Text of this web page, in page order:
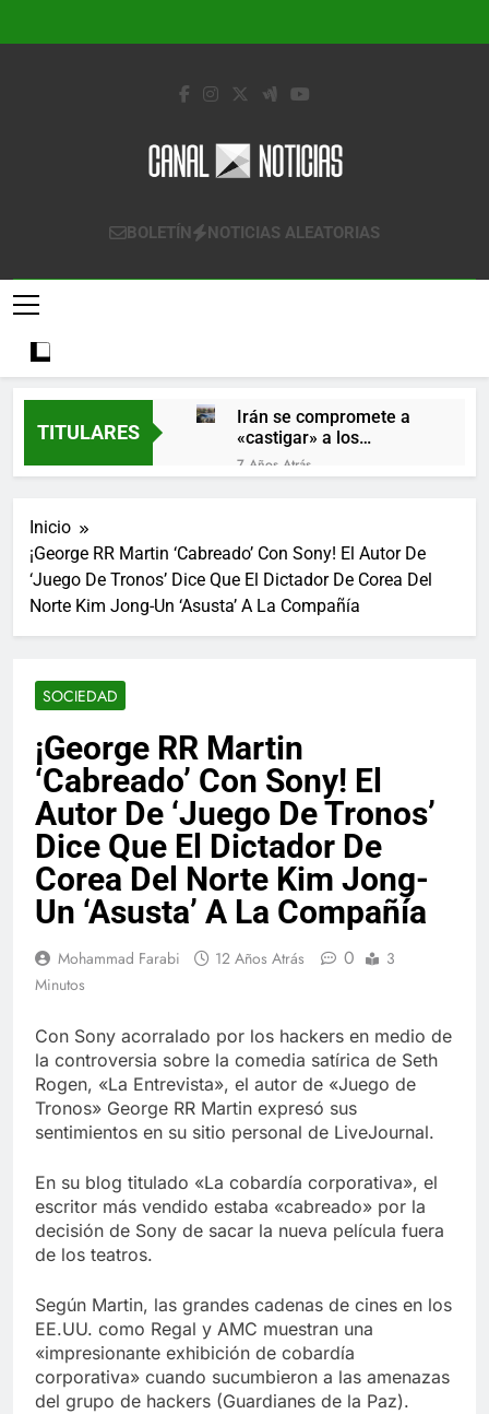
Canal Noticias
Canal Noticias
BOLETÍN NOTICIAS ALEATORIAS
TITULARES
Irán se compromete a
«castigar» a los
responsables de
derribar un avión
7 Años Atrás
diciembre
Los últimos paquetes
especiales Hush Socks
México disponibles en
7 Años Atrás
El famoso chef y
miembro de la familia
7 Años Atrás
Cápsulas Ultra Max
Testo a Precios
Especiales en México,
Chile, Argentina,
Colombia, Perú ,
Ecuador, Costa Rica y
Más
7 Años Atrás
Veona Skin Care
Crema Precios –
Descuentos Masivos
en Línea
7 Años Atrás
Pharma Flex RX en
Masivos en Mercado
7 Años Atrás
paranormales con
binoculares de visión
nocturna y reuniones de
secuestrados
7 Años Atrás
La Inteligencia Artificial
deepfake de Samsung
fabrica un clip de
movimiento desde una
7 Años Atrás
Inicio
¡George RR Martin ‘Cabreado’ Con Sony! El Autor De
‘Juego De Tronos’ Dice Que El Dictador De Corea Del
Norte Kim Jong-Un ‘Asusta’ A La Compañía
SOCIEDAD
¡George RR Martin
‘Cabreado’ Con Sony! El
Autor De ‘Juego De Tronos’
Dice Que El Dictador De
Corea Del Norte Kim Jong-
Un ‘Asusta’ A La Compañía
Mohammad Farabi 12 Años Atrás 0
3
Minutos
Con Sony acorralado por los hackers en medio de
la controversia sobre la comedia satírica de Seth
Rogen, «La Entrevista», el autor de «Juego de
Tronos» George RR Martin expresó sus
sentimientos en su sitio personal de LiveJournal.
En su blog titulado «La cobardía corporativa», el
escritor más vendido estaba «cabreado» por la
decisión de Sony de sacar la nueva película fuera
de los teatros.
Según Martin, las grandes cadenas de cines en los
EE.UU. como Regal y AMC muestran una
«impresionante exhibición de cobardía
corporativa» cuando sucumbieron a las amenazas
del grupo de hackers (Guardianes de la Paz).